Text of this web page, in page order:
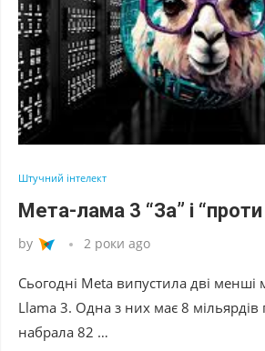
Штучний інтелект
Мета-лама 3 “За” і “проти
by 2 роки ago
Сьогодні Meta випустила дві менші
Llama 3. Одна з них має 8 мільярдів
набрала 82 …